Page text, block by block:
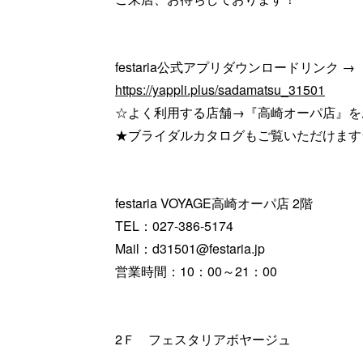
festaria公式アプリダウンロードリンク →
https://yappli.plus/sadamatsu_31501
☆よく利用する店舗→『高崎オーパ店』
★ブライダルカタログもご覧いただけま
festaria VOYAGE高崎オーパ店 2階
TEL：027-386-5174
Mail：d31501@festaria.jp
営業時間：10：00～21：00
2Ｆ フェスタリアボヤージュ